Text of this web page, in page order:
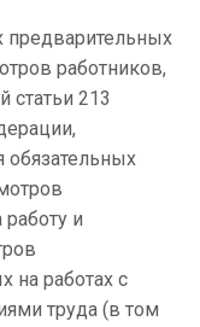
предварительных
работников,
статьи 213
обязательных
и
на работах с
труда (в том